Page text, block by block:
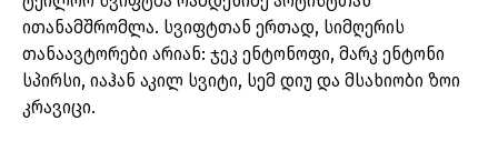
ითანამშრომლა. სვიფტთან ერთად, სიმღერის
თანაავტორები არიან: ჯეკ ენტონოფი, მარკ ენტონი
სპირსი, იაჰან აკილ სვიტი, სემ დიუ და მსახიობი ზოი
კრავიცი.